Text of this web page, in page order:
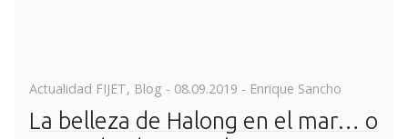
Actualidad FIJET, Blog - Posted
08.09.2019 - Enrique Sancho
La belleza de Halong en el mar… o